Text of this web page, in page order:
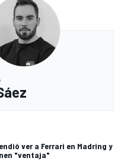
ver a Ferrari en Madring y
"ventaja"